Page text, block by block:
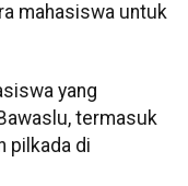
mahasiswa untuk
yang
termasuk
pilkada di